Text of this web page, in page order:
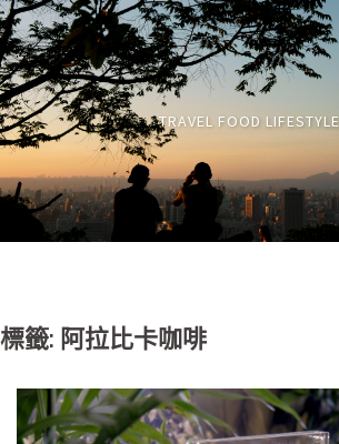
TRAVEL FOOD LIFESTYLE
標籤: 阿拉比卡咖啡